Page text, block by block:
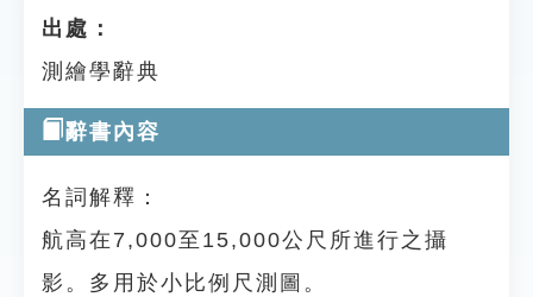
出處：
測繪學辭典
辭書內容
名詞解釋：
航高在7,000至15,000公尺所進行之攝
影。多用於小比例尺測圖。